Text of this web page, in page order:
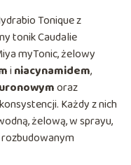
Tonique z
tonik Caudalie
myTonic, żelowy
i niacynamidem,
oraz
Każdy z nich
żelową, w sprayu,